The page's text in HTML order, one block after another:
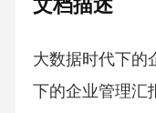
文档描述
大数据时代下的
下的企业管理汇